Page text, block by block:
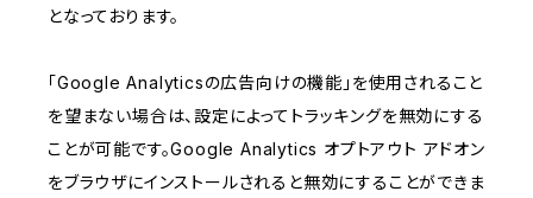
となっております。
「Google Analyticsの広告向けの機能」を使用されること
を望まない場合は、設定によってトラッキングを無効にする
ことが可能です。Google Analytics オプトアウト アドオン
をブラウザにインストールされると無効にすることができま